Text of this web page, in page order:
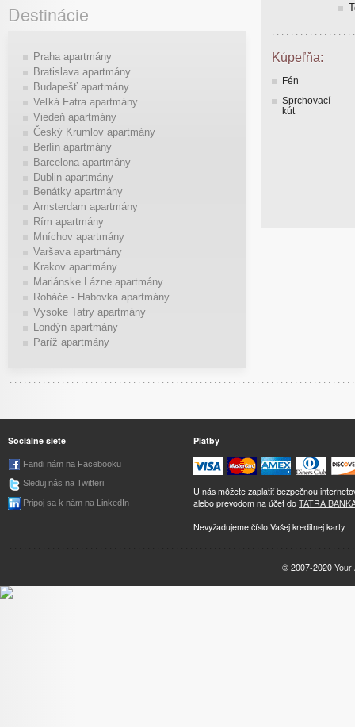
Kúpeľňa:
Fén
Sprchovací
kút
Destinácie
Praha apartmány
Bratislava apartmány
Budapešť apartmány
Veľká Fatra apartmány
Viedeň apartmány
Český Krumlov apartmány
Berlín apartmány
Barcelona apartmány
Dublin apartmány
Benátky apartmány
Amsterdam apartmány
Rím apartmány
Mníchov apartmány
Varšava apartmány
Krakov apartmány
Mariánske Lázne apartmány
Roháče - Habovka apartmány
Vysoke Tatry apartmány
Londýn apartmány
Paríž apartmány
Sociálne siete
Fandi nám na Facebooku
Sleduj nás na Twitteri
Pripoj sa k nám na LinkedIn
Platby
U nás môžete zaplatiť bezpečnou
alebo prevodom na účet do TATRA
Nevyžadujeme číslo Vašej kreditnej karty.
© 2007-2020 Your